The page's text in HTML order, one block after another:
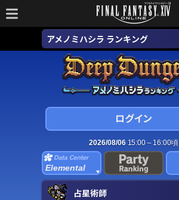
アメノミハシラ ランキング
2026/08/0615:00～16:00頃
Elemental
占星術師